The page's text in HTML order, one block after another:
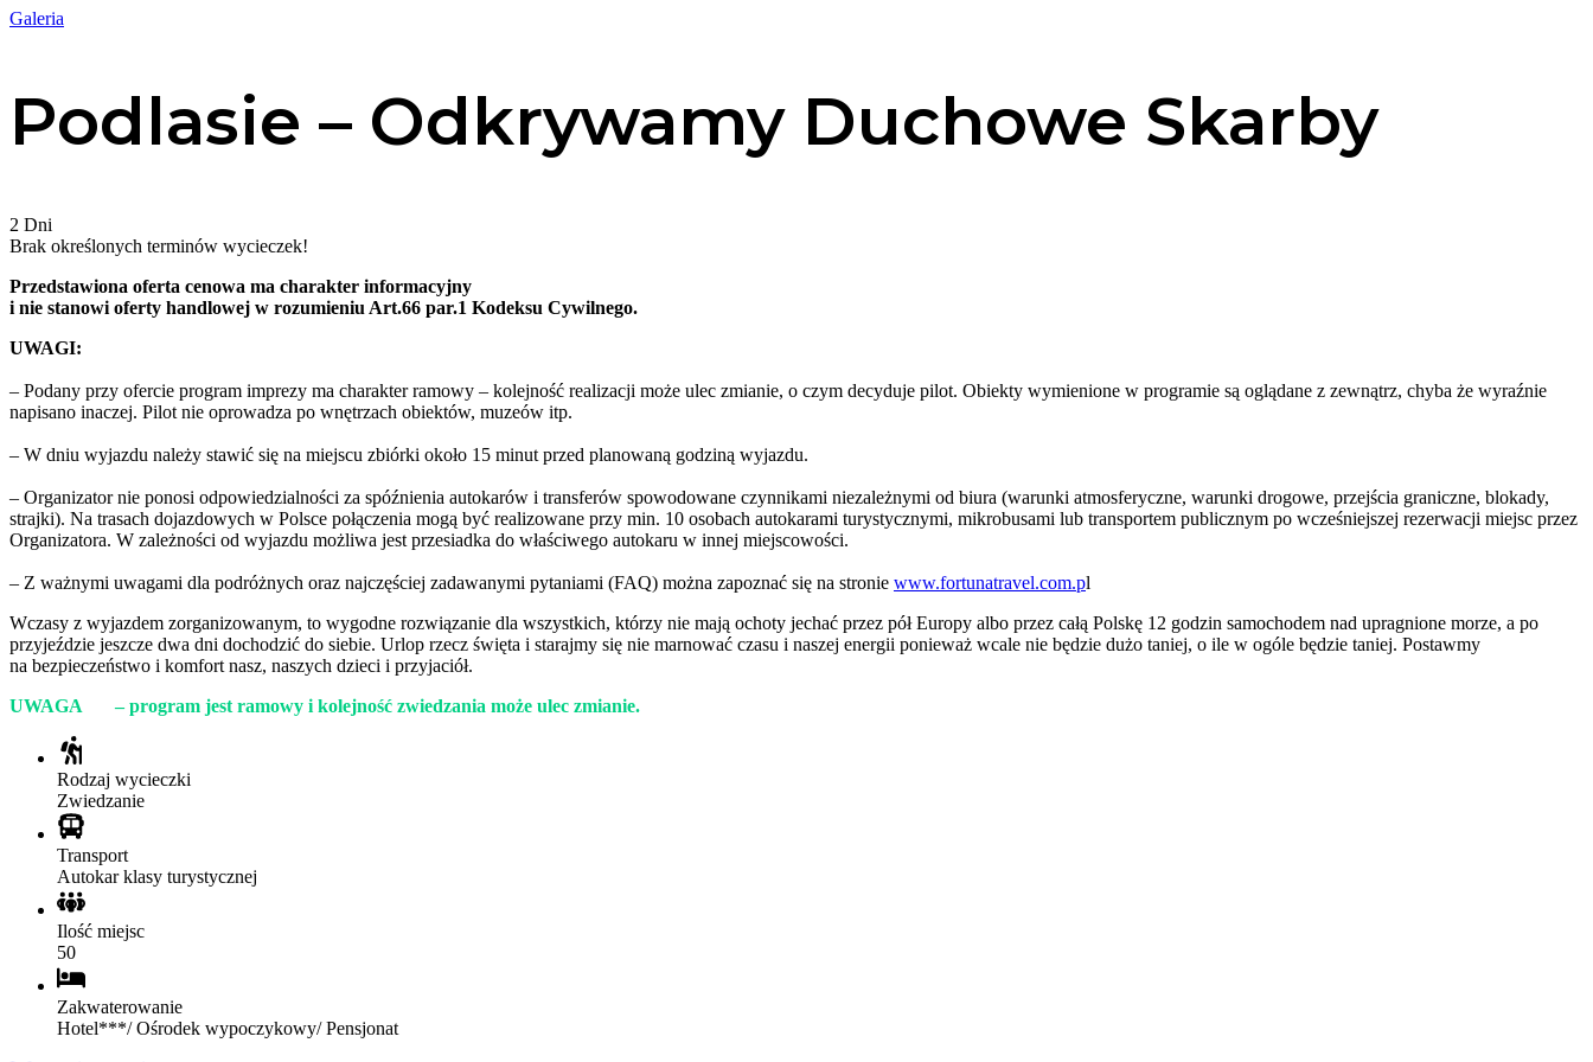
Galeria
Podlasie – Odkrywamy Duchowe Skarby
2 Dni
Brak określonych terminów wycieczek!
Przedstawiona oferta cenowa ma charakter informacyjny
i nie stanowi oferty handlowej w rozumieniu Art.66 par.1 Kodeksu Cywilnego.
UWAGI:
– Podany przy ofercie program imprezy ma charakter ramowy – kolejność realizacji może ulec zmianie, o czym decyduje pilot. Obiekty wymienione w programie są oglądane z zewnątrz, chyba że wyraźnie
napisano inaczej. Pilot nie oprowadza po wnętrzach obiektów, muzeów itp.
– W dniu wyjazdu należy stawić się na miejscu zbiórki około 15 minut przed planowaną godziną wyjazdu.
– Organizator nie ponosi odpowiedzialności za spóźnienia autokarów i transferów spowodowane czynnikami niezależnymi od biura (warunki atmosferyczne, warunki drogowe, przejścia graniczne, blokady,
strajki). Na trasach dojazdowych w Polsce połączenia mogą być realizowane przy min. 10 osobach autokarami turystycznymi, mikrobusami lub transportem publicznym po wcześniejszej rezerwacji miejsc przez
Organizatora. W zależności od wyjazdu możliwa jest przesiadka do właściwego autokaru w innej miejscowości.
– Z ważnymi uwagami dla podróżnych oraz najczęściej zadawanymi pytaniami (FAQ) można zapoznać się na stronie www.fortunatravel.com.pl
Wczasy z wyjazdem zorganizowanym, to wygodne rozwiązanie dla wszystkich, którzy nie mają ochoty jechać przez pół Europy albo przez całą Polskę 12 godzin samochodem nad upragnione morze, a po
przyjeździe jeszcze dwa dni dochodzić do siebie. Urlop rzecz święta i starajmy się nie marnować czasu i naszej energii ponieważ wcale nie będzie dużo taniej, o ile w ogóle będzie taniej. Postawmy
na bezpieczeństwo i komfort nasz, naszych dzieci i przyjaciół.
UWAGA – program jest ramowy i kolejność zwiedzania może ulec zmianie.
Rodzaj wycieczki
Zwiedzanie
Transport
Autokar klasy turystycznej
Ilość miejsc
50
Zakwaterowanie
Hotel***/ Ośrodek wypoczykowy/ Pensjonat